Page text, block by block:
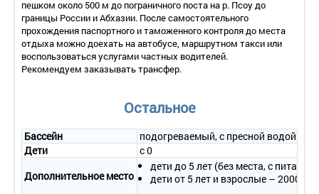
пешком около 500 м до пограничного поста на р. Псоу до
границы России и Абхазии. После самостоятельного
прохождения паспортного и таможенного контроля до места
отдыха можно доехать на автобусе, маршрутном такси или
воспользоваться услугами частных водителей.
Рекомендуем заказывать трансфер.
Остальное
Бассейн
подогреваемый, с пресной водой
Дети
с 0
Дополнительное место
дети до 5 лет (без места, с
дети от 5 лет и взрослые – 2000